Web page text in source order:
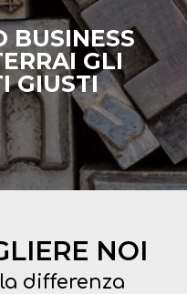
BUSINESS
GLI
GIUSTI
NOI
differenza